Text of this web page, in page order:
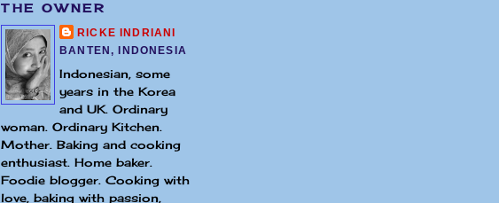
THE OWNER
RICKE INDRIANI
BANTEN, INDONESIA
Indonesian, some
years in the Korea
and UK. Ordinary
woman. Ordinary Kitchen.
Mother. Baking and cooking
enthusiast. Home baker.
Foodie blogger. Cooking with
love, baking with passion,